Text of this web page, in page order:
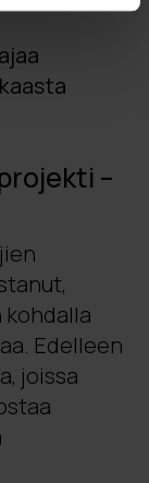
–
Edelleen
joissa